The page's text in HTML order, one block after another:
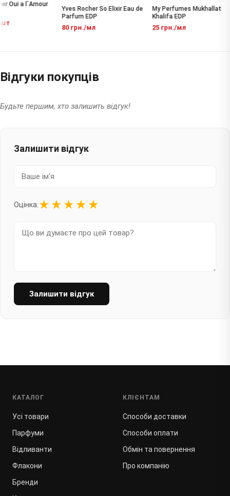
Oui a l`Amour
Yves Rocher So Elixir Eau de
Parfum EDP
80 грн./мл
My Perfumes Mukhallat
Khalifa EDP
25 грн./мл
Відгуки покупців
Будьте першим, хто залишить відгук!
Залишити відгук
Оцінка:★ ★ ★ ★ ★
Залишити відгук
КАТАЛОГ
Усі товари
Парфуми
Відливанти
Флакони
Бренди
КЛІЄНТАМ
Способи доставки
Способи оплати
Обмін та повернення
Про компанію